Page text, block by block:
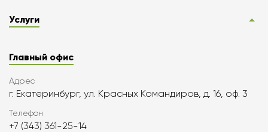
Услуги
Главный офис
Адрес
г. Екатеринбург, ул. Красных Командиров, д. 16, оф. 3
Телефон
+7 (343) 361-25-14